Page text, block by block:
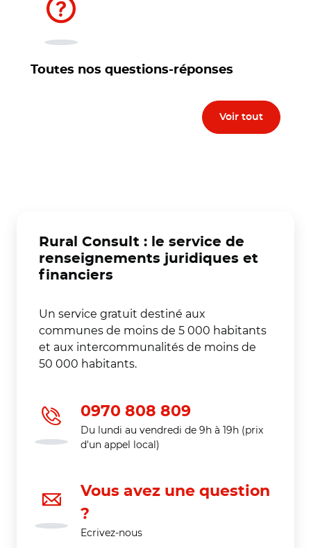
Toutes nos questions-réponses
Voir tout
Rural Consult : le service de
renseignements juridiques et
financiers
Un service gratuit destiné aux
communes de moins de 5 000 habitants
et aux intercommunalités de moins de
50 000 habitants.
0970 808 809
Du lundi au vendredi de 9h à 19h (prix
d'un appel local)
Vous avez une question
?
Ecrivez-nous